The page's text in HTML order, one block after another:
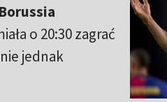
Borussia
o 20:30 zagrać
jednak